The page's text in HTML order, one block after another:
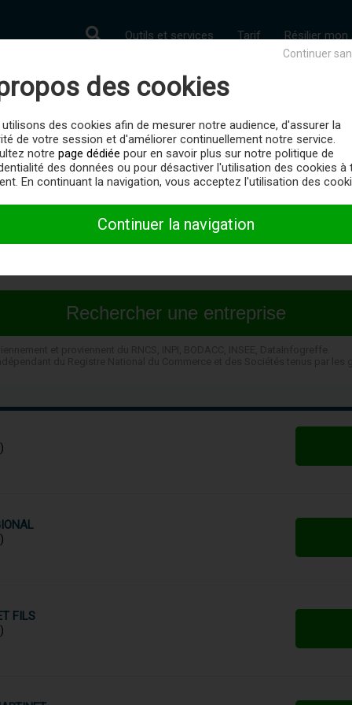
Outils et services Tarif Résilier
à conseil d'administration
en France dans la catégorie juridique : SA à
:
FILS
Continuer
des cookies
des cookies afin de mesurer notre audience, d'assurer la
de votre session et d'améliorer continuellement notre service.
notre page dédiée pour en savoir plus sur notre politique de
des données ou pour désactiver l'utilisation des cookies à
En continuant la navigation, vous acceptez l'utilisation des
Continuer la navigation